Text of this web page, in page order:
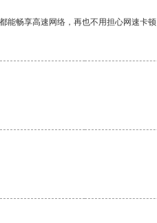
畅享高速网络，再也不用担心网速卡顿